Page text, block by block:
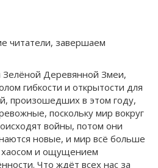
читатели, завершаем
Деревянной Змеи,
гибкости и открытости для
произошедших в этом году,
поскольку мир вокруг
войны, потом они
новые, и мир всё больше
хаосом и ощущением
Что ждёт всех нас за